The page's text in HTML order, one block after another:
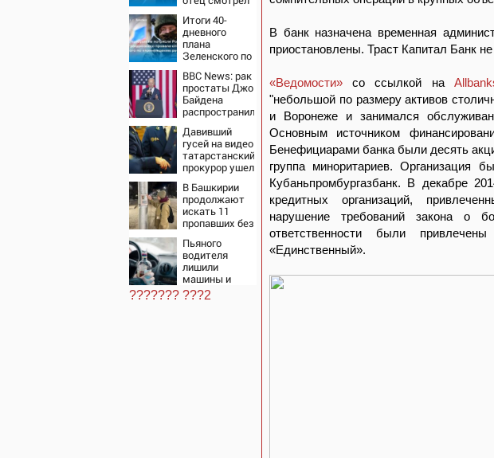
мертвую 16-
летнюю дочь
и не мог
сдержать
слезы
Итоги 40-
дневного
плана
Зеленского по
к миру: как
ответила
Россия,
полный разбор
провала
операции
Украины от
военкора Коца
BBC News: рак
простаты Джо
Байдена
распространился
органы
Давивший
гусей на видео
татарстанский
прокурор ушел
09/08/2026 –
Новости
В Башкирии
продолжают
искать 11
пропавших без
Пьяного
водителя
лишили
машины и
отправили в
тюрь
??????? ???2
В банк назначена временная
приостановлены. Траст Капитал Банк
«Ведомости»со ссылкой на
"небольшой по размеру активов
и Воронеже и занимался
Основным источником
Бенефициарами банка были десять
группа миноритариев. Организация
Кубаньпромбургазбанк. В декабре
кредитных организаций,
нарушение требований закона о
ответственности были
«Единственный».